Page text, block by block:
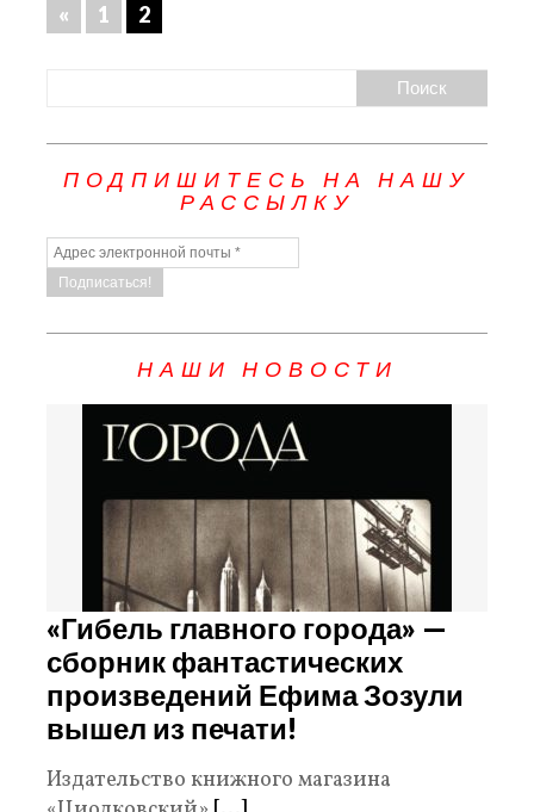
« 1 2
ПОДПИШИТЕСЬ НА НАШУ
РАССЫЛКУ
НАШИ НОВОСТИ
«Гибель главного города» —
сборник фантастических
произведений Ефима Зозули
вышел из печати!
Издательство книжного магазина